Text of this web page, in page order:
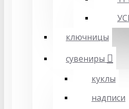
ключницы
сувениры
куклы
надписи